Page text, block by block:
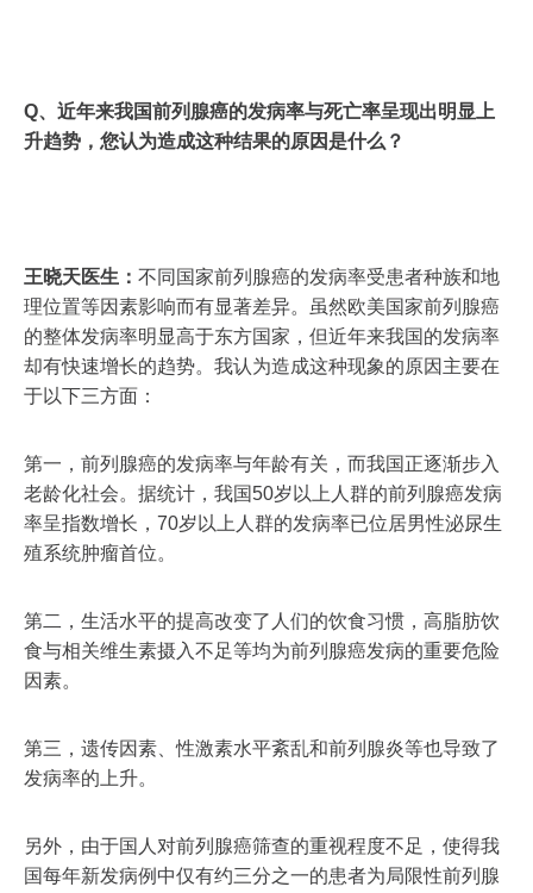
Q、近年来我国前列腺癌的发病率与死亡率呈现出明显上
升趋势，您认为造成这种结果的原因是什么？
王晓天医生： 不同国家前列腺癌的发病率受患者种族和地
理位置等因素影响而有显著差异。虽然欧美国家前列腺癌
的整体发病率明显高于东方国家，但近年来我国的发病率
却有快速增长的趋势。我认为造成这种现象的原因主要在
于以下三方面：
第一，前列腺癌的发病率与年龄有关，而我国正逐渐步入
老龄化社会。据统计，我国50岁以上人群的前列腺癌发病
率呈指数增长，70岁以上人群的发病率已位居男性泌尿生
殖系统肿瘤首位。
第二，生活水平的提高改变了人们的饮食习惯，高脂肪饮
食与相关维生素摄入不足等均为前列腺癌发病的重要危险
因素。
第三，遗传因素、性激素水平紊乱和前列腺炎等也导致了
发病率的上升。
另外，由于国人对前列腺癌筛查的重视程度不足，使得我
国每年新发病例中仅有约三分之一的患者为局限性前列腺